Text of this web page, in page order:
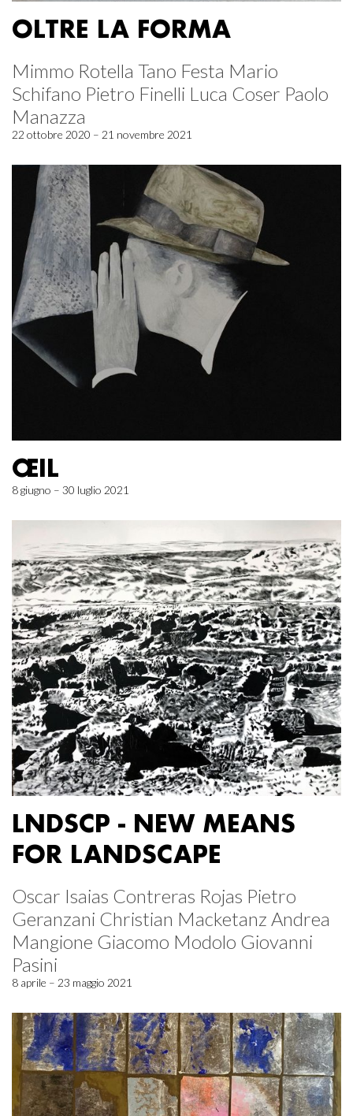
OLTRE LA FORMA
Mimmo Rotella Tano Festa Mario
Schifano Pietro Finelli Luca Coser Paolo
Manazza
22 ottobre 2020 – 21 novembre 2021
ŒIL
8 giugno – 30 luglio 2021
LNDSCP - NEW MEANS
FOR LANDSCAPE
Oscar Isaias Contreras Rojas Pietro
Geranzani Christian Macketanz Andrea
Mangione Giacomo Modolo Giovanni
Pasini
8 aprile – 23 maggio 2021